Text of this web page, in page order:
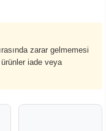
zarar gelmemesi
iade veya